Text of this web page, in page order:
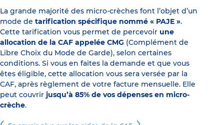
La grande majorité des micro-crèches font l’objet d’un
mode de tarification spécifique nommé « PAJE ».
Cette tarification vous permet de percevoir une
allocation de la CAF appelée CMG (Complément de
Libre Choix du Mode de Garde), selon certaines
conditions. Si vous en faites la demande et que vous
êtes éligible, cette allocation vous sera versée par la
CAF, après règlement de votre facture mensuelle. Elle
peut couvrir jusqu’à 85% de vos dépenses en micro-
crèche.